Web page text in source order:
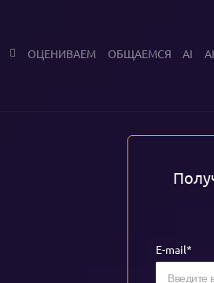
ОЦЕНИВАЕМ ОБЩАЕМСЯ AI
E-mail*